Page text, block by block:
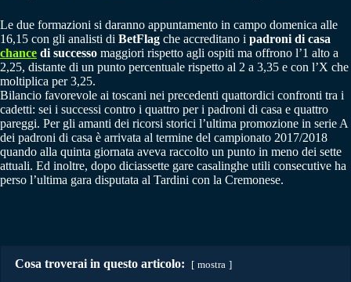
Le due formazioni si daranno appuntamento in campo domenica alle
16,15 con gli analisti di BetFlag che accreditano i padroni di casa
chance di successo maggiori rispetto agli ospiti ma offrono l’1 alto a
2,25, distante di un punto percentuale rispetto al 2 a 3,35 e con l’X che
moltiplica per 3,25.
Bilancio favorevole ai toscani nei precedenti quattordici confronti tra i
cadetti: sei i successi contro i quattro per i padroni di casa e quattro
pareggi. Per gli amanti dei ricorsi storici l’ultima promozione in serie A
dei padroni di casa è arrivata al termine del campionato 2017/2018
quando alla quinta giornata aveva raccolto un punto in meno dei sette
attuali. Ed inoltre, dopo diciassette gare casalinghe utili consecutive ha
perso l’ultima gara disputata al Tardini con la Cremonese.
Cosa troverai in questo articolo: mostra